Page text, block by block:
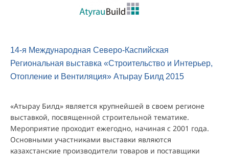
14-я Международная Северо-Каспийская
Региональная выставка «Строительство и Интерьер,
Отопление и Вентиляция» Атырау Билд 2015
«Атырау Билд» является крупнейшей в своем регионе
выставкой, посвященной строительной тематике.
Мероприятие проходит ежегодно, начиная с 2001 года.
Основными участниками выставки являются
казахстанские производители товаров и поставщики